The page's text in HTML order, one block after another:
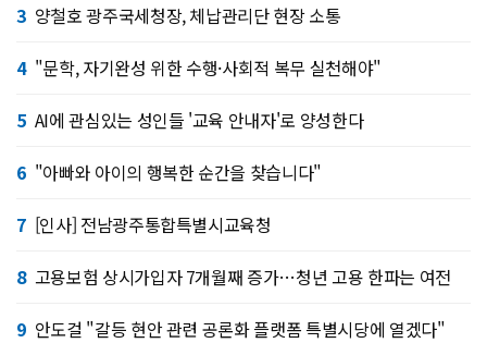
3 양철호 광주국세청장, 체납관리단 현장 소통
4 "문학, 자기완성 위한 수행·사회적 복무 실천해야"
5 AI에 관심있는 성인들 '교육 안내자'로 양성한다
6 "아빠와 아이의 행복한 순간을 찾습니다"
7 [인사] 전남광주통합특별시교육청
8 고용보험 상시가입자 7개월째 증가…청년 고용 한파는 여전
9 안도걸 "갈등 현안 관련 공론화 플랫폼 특별시당에 열겠다"